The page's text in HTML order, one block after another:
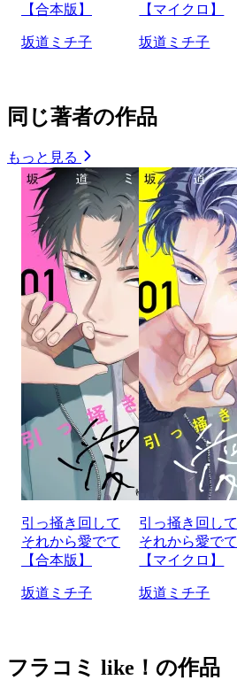
【合本版】
坂道ミチ子
【マイクロ】
坂道ミチ子
同じ著者の作品
もっと見る
引っ掻き回して
それから愛でて
【合本版】
坂道ミチ子
引っ掻き回して
それから愛でて
【マイクロ】
坂道ミチ子
フラコミ like！の作品